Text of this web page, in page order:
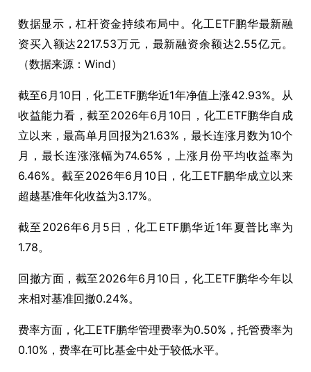
数据显示，杠杆资金持续布局中。化工ETF鹏华最新融
资买入额达2217.53万元，最新融资余额达2.55亿元。
（数据来源：Wind）
截至6月10日，化工ETF鹏华近1年净值上涨42.93%。从
收益能力看，截至2026年6月10日，化工ETF鹏华自成
立以来，最高单月回报为21.63%，最长连涨月数为10个
月，最长连涨涨幅为74.65%，上涨月份平均收益率为
6.46%。截至2026年6月10日，化工ETF鹏华成立以来
超越基准年化收益为3.17%。
截至2026年6月5日，化工ETF鹏华近1年夏普比率为
1.78。
回撤方面，截至2026年6月10日，化工ETF鹏华今年以
来相对基准回撤0.24%。
费率方面，化工ETF鹏华管理费率为0.50%，托管费率为
0.10%，费率在可比基金中处于较低水平。